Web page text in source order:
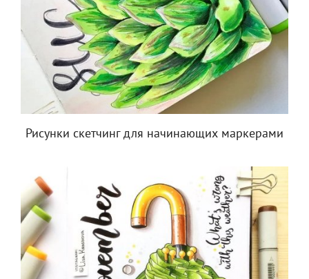
Рисунки скетчинг для начинающих маркерами